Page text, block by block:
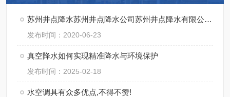
苏州井点降水苏州井点降水公司苏州井点降水有限公司通泉降水公司
发布时间：2020-06-23
真空降水如何实现精准降水与环境保护
发布时间：2025-02-18
水空调具有众多优点,不得不赞!